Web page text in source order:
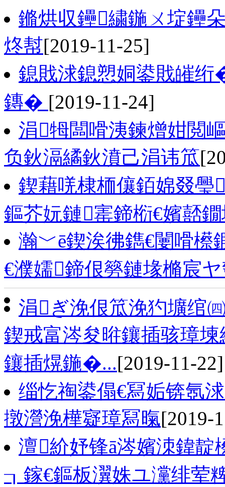
鏅烘収鑸繍鍦ㄨ埞鑸
炵幇[2019-11-25]
鎴戝浗鎴愬姛鍙戝皠
鏄� [2019-11-24]
涓牳闆嗗洟鍊熷姏閲
负鈥滆繘鈥濆己涓讳笟
鍥藉唴棣栭儴銆婂叕璺
鏂芥妧鏈寚鍗椼€嬪嚭
瀚﹀ē鍥涘彿鐫€闄嗗櫒
€濮嬬鍗佷簩鏈堟樇宸
涓ぎ浼佷笟浼犳壙绾
鍥戒富涔夋暀鑲插骇璋
鑲插熀鍦�...[2019-11-22]
缁忔祹鍙傝€冩姤锛氬
撴瀯浼樺寲璋冩暣[2019-
澶紒妤锋ā涔嬪洓鍏靛
┒鎵€鏂板瀷姝ユ灙绯荤